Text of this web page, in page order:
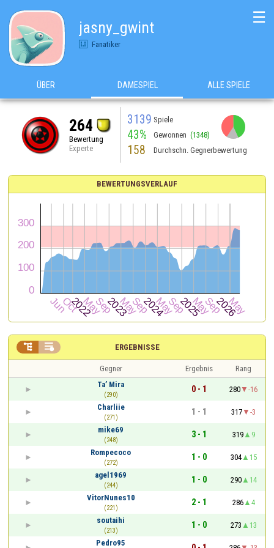
jasny_gwint
Fanatiker
☰
ÜBER DAMESPIEL ALLE SPIELE
264
Bewertung
Experte
3139 Spiele
43% Gewonnen (1348)
158 Durchschn. Gegnerbewertung
BEWERTUNGSVERLAUF
ERGEBNISSE
 
Gegner Ergebnis
Rang
Ta’ Mira
(290)
0 - 1 280
-16
Charliie
(271)
1 - 1 317
-3
mike69
(248)
3 - 1 319
9
Rompecoco
(272)
1 - 0 304
15
agel1969
(244)
1 - 0 290
14
VitorNunes10
(221)
2 - 1 286
4
soutaihi
(213)
1 - 0 273
13
Pedro95